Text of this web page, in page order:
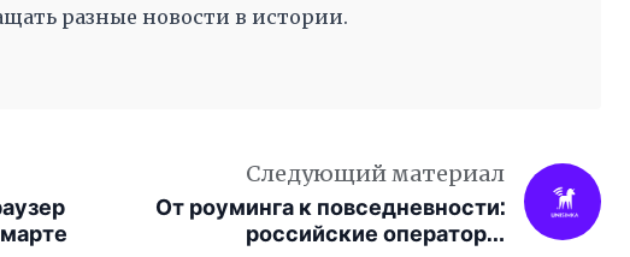
разные новости в истории.
Следующий материал
От роуминга к повседневности:
российские операторы